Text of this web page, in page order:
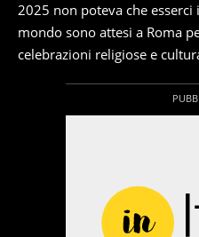
2025 non poteva che esserci
mondo sono attesi a Roma
celebrazioni religiose e